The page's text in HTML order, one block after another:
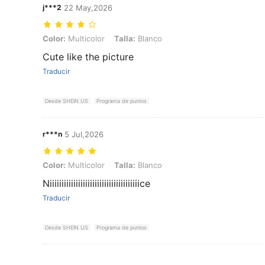
j***2 22 May,2026
Color: Multicolor, Talla: Blanco
Color: Multicolor Talla: Blanco
Cute like the picture
Traducir
Desde SHEIN US Programa de puntos
r***n 5 Jul,2026
Color: Multicolor, Talla: Blanco
Color: Multicolor Talla: Blanco
Niiiiiiiiiiiiiiiiiiiiiiiiiiiiiiiiiiiiiice
Traducir
Desde SHEIN US Programa de puntos